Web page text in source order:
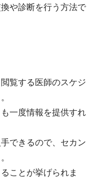
や診断を行う方法で
覧する医師のスケジ
一度情報を提供すれ
できるので、セカン
ことが挙げられま